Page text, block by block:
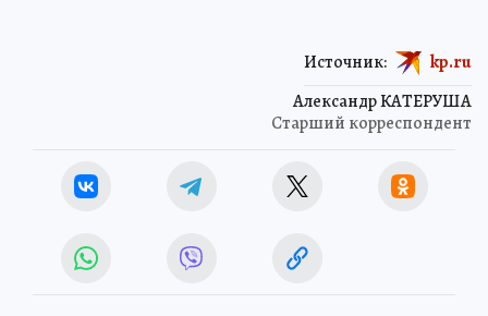
Александр КАТЕРУША
Старший корреспондент
Источник: kp.ru